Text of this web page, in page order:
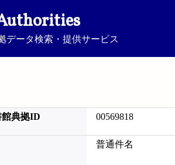
データ検索・提供サービス
館典拠ID 00569818
普通件名